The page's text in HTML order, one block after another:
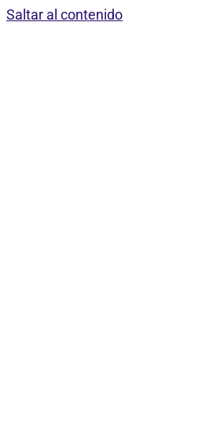
Saltar al contenido